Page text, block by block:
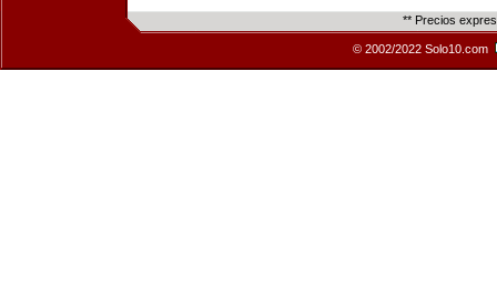
** Precios
© 2002/2022 Solo10.com